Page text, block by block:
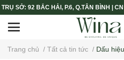
TRỤ SỞ: 92 BẮC HẢI, P.6, Q.TÂN BÌNH |
Trang chủ / Tất cả tin tức / Dấu